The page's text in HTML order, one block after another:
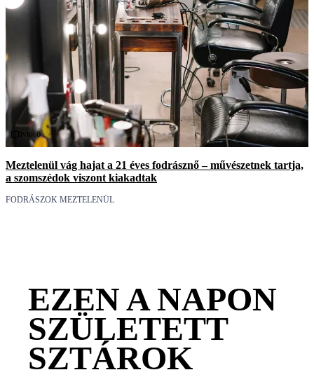
Videó
Meztelenül vág hajat a 21 éves fodrásznő – művészetnek tartja,
a szomszédok viszont kiakadtak
FODRÁSZOK MEZTELENÜL
EZEN A NAPON
SZÜLETETT
SZTÁROK